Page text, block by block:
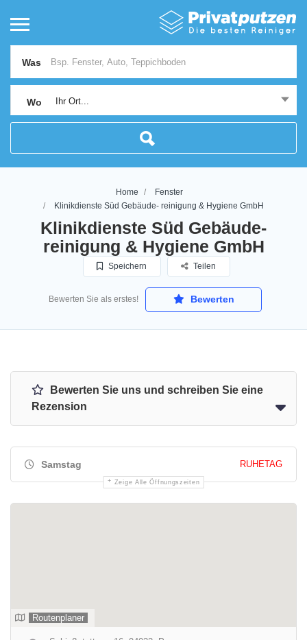
Was
Wo Ihr Ort...
Home
Fenster
Klinikdienste Süd Gebäude- reinigung & Hygiene GmbH
Klinikdienste Süd Gebäude-
reinigung & Hygiene GmbH
Speichern Teilen
Bewerten Sie als erstes! Bewerten
Bewerten Sie uns und schreiben Sie eine
Rezension
Samstag RUHETAG
Zeige Alle Öffnungszeiten
Routenplaner